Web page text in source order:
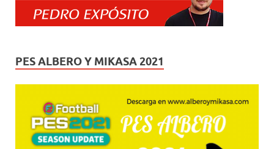
PES ALBERO Y MIKASA 2021